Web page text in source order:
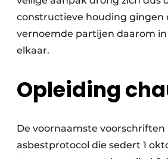
constructieve houding gingen
vernoemde partijen daarom
elkaar.
Opleiding
De voornaamste voorschriften
asbestprotocol die sedert 1